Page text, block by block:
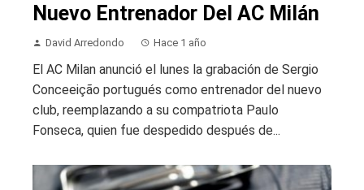
Nuevo Entrenador Del AC Milán
David Arredondo Hace 1 año
El AC Milan anunció el lunes la grabación de Sergio
Conceeição portugués como entrenador del nuevo
club, reemplazando a su compatriota Paulo
Fonseca, quien fue despedido después de...